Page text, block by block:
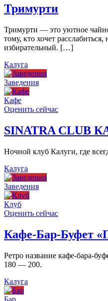
Тримурти
Тримурти — это уютное
тому, кто хочет
избирательный. […]
Калуга
Заведения
Кафе
Оценить сейчас
SINATRA CLUB
Ночной клуб Калуги, где
Калуга
Заведения
Клуб
Оценить сейчас
Кафе-Бар-Буфет
Ретро название кафе-бара-
180 — 200.
Калуга
Бар